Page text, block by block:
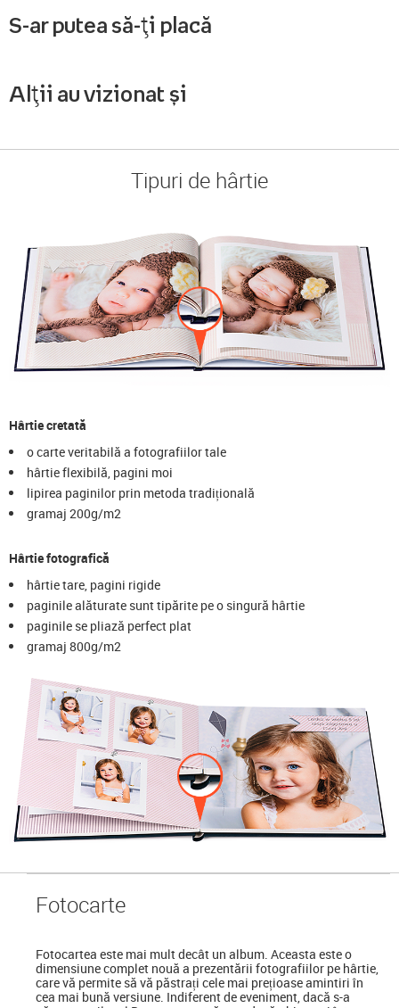
S-ar putea să-ți placă
Alții au vizionat și
Tipuri de hârtie
Hârtie cretată
o carte veritabilă a fotografiilor tale
hârtie flexibilă, pagini moi
lipirea paginilor prin metoda tradițională
gramaj 200g/m2
Hârtie fotografică
hârtie tare, pagini rigide
paginile alăturate sunt tipărite pe o singură hârtie
paginile se pliază perfect plat
gramaj 800g/m2
Fotocarte
Fotocartea este mai mult decât un album. Aceasta este o
dimensiune complet nouă a prezentării fotografiilor pe hârtie,
care vă permite să vă păstrați cele mai prețioase amintiri în
cea mai bună versiune. Indiferent de eveniment, dacă s-a